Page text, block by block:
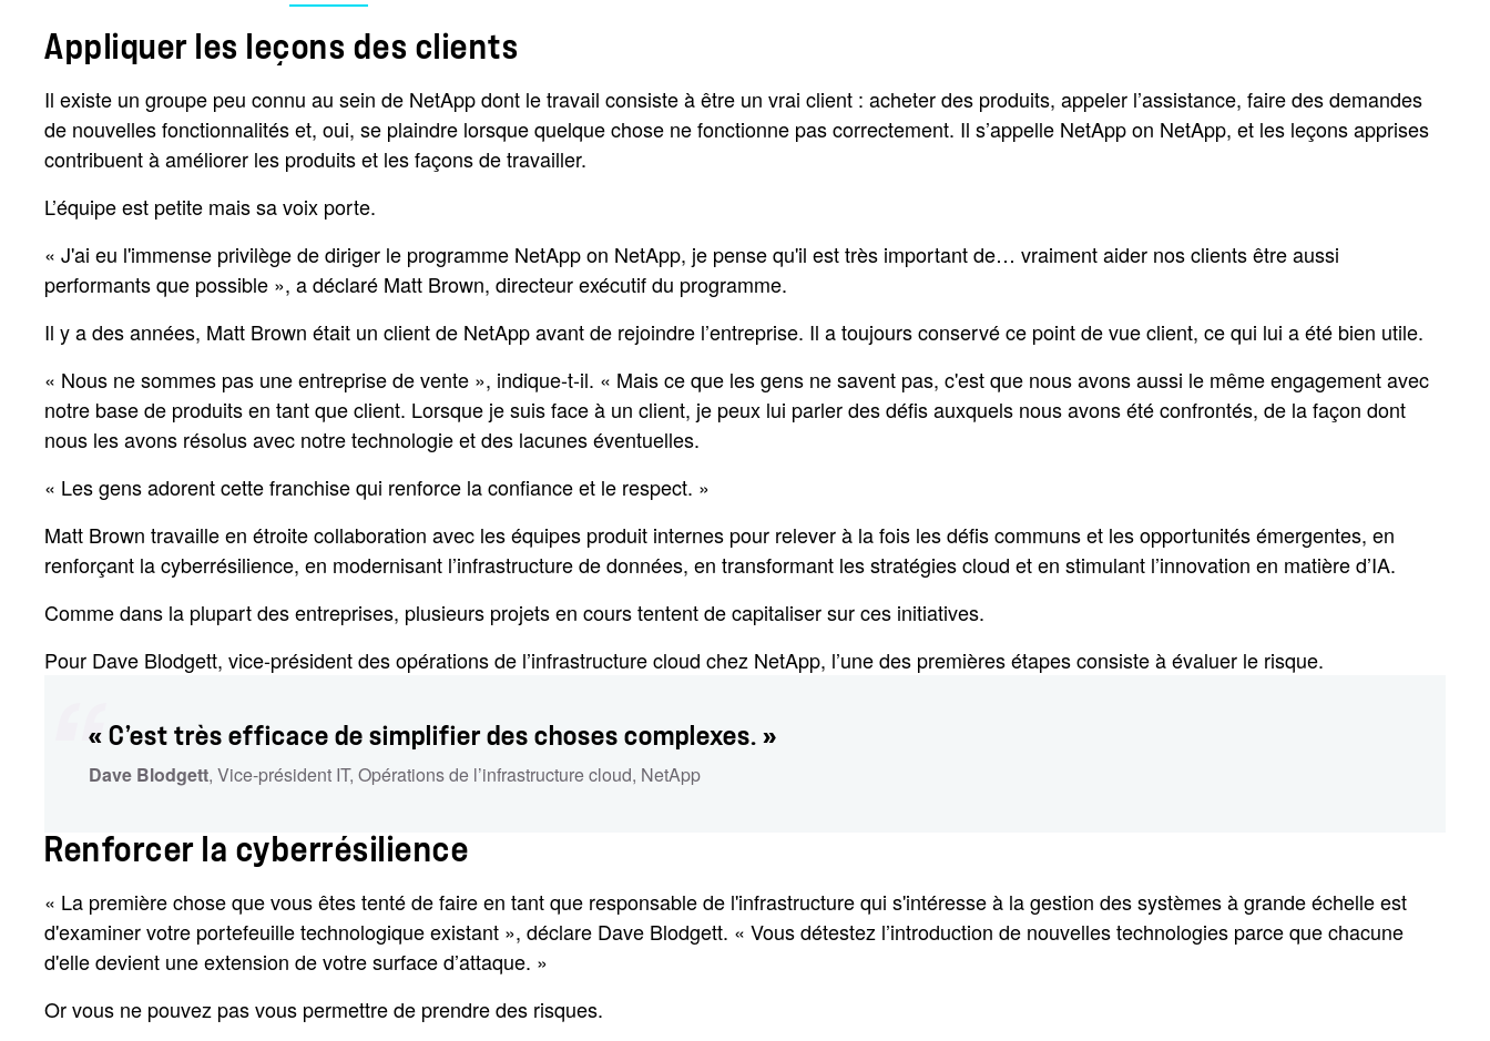
Appliquer les leçons des clients
Il existe un groupe peu connu au sein de NetApp dont le travail consiste à être un vrai client : acheter des produits, appeler l’assistance, faire des demandes
de nouvelles fonctionnalités et, oui, se plaindre lorsque quelque chose ne fonctionne pas correctement. Il s’appelle NetApp on NetApp, et les leçons apprises
contribuent à améliorer les produits et les façons de travailler.
L’équipe est petite mais sa voix porte.
« J'ai eu l'immense privilège de diriger le programme NetApp on NetApp, je pense qu'il est très important de… vraiment aider nos clients être aussi
performants que possible », a déclaré Matt Brown, directeur exécutif du programme.
Il y a des années, Matt Brown était un client de NetApp avant de rejoindre l’entreprise. Il a toujours conservé ce point de vue client, ce qui lui a été bien utile.
« Nous ne sommes pas une entreprise de vente », indique-t-il. « Mais ce que les gens ne savent pas, c'est que nous avons aussi le même engagement avec
notre base de produits en tant que client. Lorsque je suis face à un client, je peux lui parler des défis auxquels nous avons été confrontés, de la façon dont
nous les avons résolus avec notre technologie et des lacunes éventuelles.
« Les gens adorent cette franchise qui renforce la confiance et le respect. »
Matt Brown travaille en étroite collaboration avec les équipes produit internes pour relever à la fois les défis communs et les opportunités émergentes, en
renforçant la cyberrésilience, en modernisant l’infrastructure de données, en transformant les stratégies cloud et en stimulant l’innovation en matière d’IA.
Comme dans la plupart des entreprises, plusieurs projets en cours tentent de capitaliser sur ces initiatives.
Pour Dave Blodgett, vice-président des opérations de l’infrastructure cloud chez NetApp, l’une des premières étapes consiste à évaluer le risque.
« C’est très efficace de simplifier des choses complexes. »
Dave Blodgett, Vice-président IT, Opérations de l’infrastructure cloud, NetApp
Renforcer la cyberrésilience
« La première chose que vous êtes tenté de faire en tant que responsable de l'infrastructure qui s'intéresse à la gestion des systèmes à grande échelle est
d'examiner votre portefeuille technologique existant », déclare Dave Blodgett. « Vous détestez l’introduction de nouvelles technologies parce que chacune
d'elle devient une extension de votre surface d’attaque. »
Or vous ne pouvez pas vous permettre de prendre des risques.